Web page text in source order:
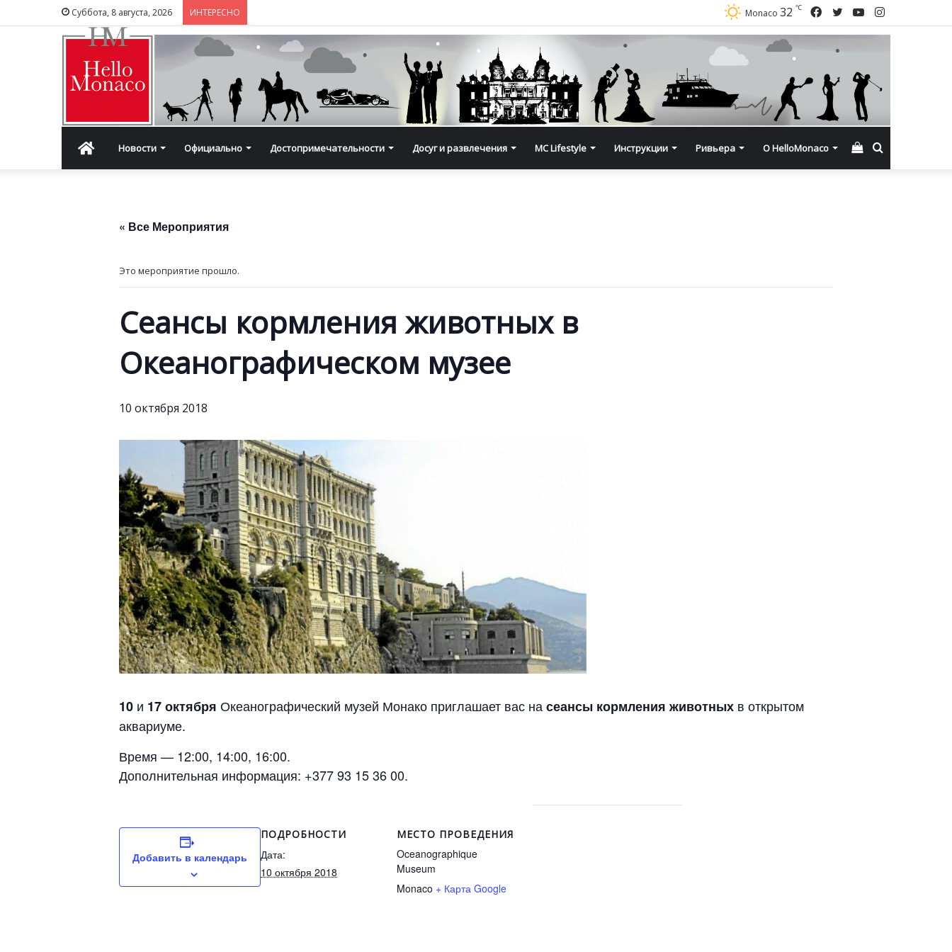
Суббота, 8 августа, 2026 ИНТЕРЕСНО Instagram
YouTube
Twitter
Facebook
Monaco 32 ℃
ГлавнаяНовости Официально Достопримечательности Досуг и развлечения MC Lifestyle Инструкции Ривьера О HelloMonaco Смотреть
« Все Мероприятия
Это мероприятие прошло.
Сеансы кормления животных в
Океанографическом музее
10 октября 2018
10 и 17 октября Океанографический музей Монако приглашает вас насеансы кормления животных в открытом
аквариуме.
Время — 12:00, 14:00, 16:00.
Дополнительная информация: +377 93 15 36 00.
Добавить в календарь
ПОДРОБНОСТИ
Дата:
10 октября 2018
МЕСТО ПРОВЕДЕНИЯ
Oceanographique
Museum
Monaco + Карта Google